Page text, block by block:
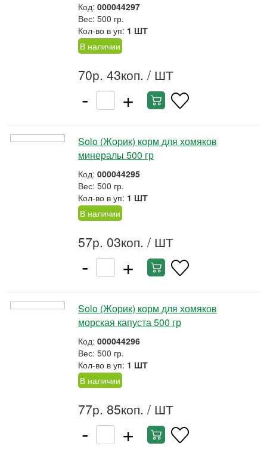
Код: 000044297
Вес: 500 гр.
Кол-во в уп: 1 ШТ
В наличии
70р. 43коп. / ШТ
- +
Solo (Жорик) корм для хомяков
минералы 500 гр
Код: 000044295
Вес: 500 гр.
Кол-во в уп: 1 ШТ
В наличии
57р. 03коп. / ШТ
- +
Solo (Жорик) корм для хомяков
морская капуста 500 гр
Код: 000044296
Вес: 500 гр.
Кол-во в уп: 1 ШТ
В наличии
77р. 85коп. / ШТ
- +